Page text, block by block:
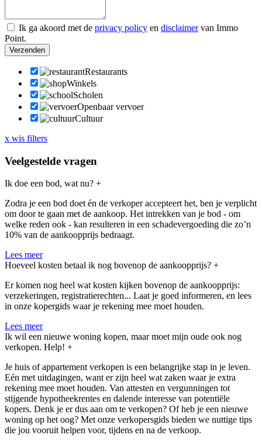
Ik ga akoord met de privacy policy en disclaimervan Immo
Point.
Verzenden
Restaurants
Winkels
Scholen
Openbaar vervoer
Cultuur
x wis filters
Veelgestelde vragen
Ik doe een bod, wat nu? +
Zodra je een bod doet én de verkoper accepteert het, ben je verplicht
om door te gaan met de aankoop. Het intrekken van je bod - om
welke reden ook - kan resulteren in een schadevergoeding die zo’n
10% van de aankoopprijs bedraagt.
Lees meer
Hoeveel kosten betaal ik nog bovenop de aankoopprijs? +
Er komen nog heel wat kosten kijken bovenop de aankoopprijs:
verzekeringen, registratierechten... Laat je goed informeren, en lees
in onze kopergids waar je rekening mee moet houden.
Lees meer
Ik wil een nieuwe woning kopen, maar moet mijn oude ook nog
verkopen. Help! +
Je huis of appartement verkopen is een belangrijke stap in je leven.
Eén met uitdagingen, want er zijn heel wat zaken waar je extra
rekening mee moet houden. Van attesten en vergunningen tot
stijgende hypotheekrentes en dalende interesse van potentiële
kopers. Denk je er dus aan om te verkopen? Of heb je een nieuwe
woning op het oog? Met onze verkopersgids bieden we nuttige tips
die jou vooruit helpen voor, tijdens en na de verkoop.